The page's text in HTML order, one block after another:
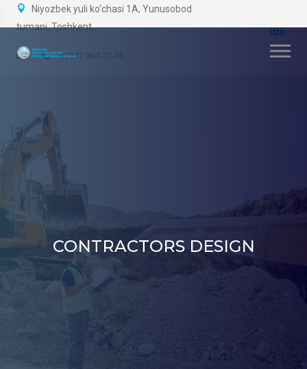
Niyozbek yuli ko‘chasi 1A, Yunusobod
tumani, Toshkent
+99877 363-37-35
CONTRACTORS DESIGN